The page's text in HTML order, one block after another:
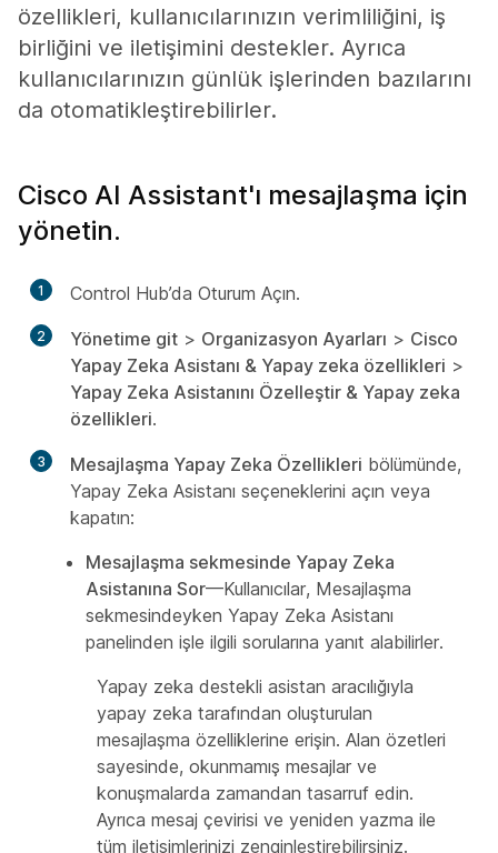
özellikleri, kullanıcılarınızın verimliliğini, iş
birliğini ve iletişimini destekler. Ayrıca
kullanıcılarınızın günlük işlerinden bazılarını
da otomatikleştirebilirler.
Cisco AI Assistant'ı mesajlaşma için
yönetin.
1 Control Hub’da Oturum Açın.
2 Yönetime git > Organizasyon Ayarları > Cisco
Yapay Zeka Asistanı & Yapay zeka özellikleri >
Yapay Zeka Asistanını Özelleştir & Yapay zeka
özellikleri.
3 Mesajlaşma Yapay Zeka Özellikleri bölümünde,
Yapay Zeka Asistanı seçeneklerini açın veya
kapatın:
Mesajlaşma sekmesinde Yapay Zeka
Asistanına Sor—Kullanıcılar, Mesajlaşma
sekmesindeyken Yapay Zeka Asistanı
panelinden işle ilgili sorularına yanıt alabilirler.
Yapay zeka destekli asistan aracılığıyla
yapay zeka tarafından oluşturulan
mesajlaşma özelliklerine erişin. Alan özetleri
sayesinde, okunmamış mesajlar ve
konuşmalarda zamandan tasarruf edin.
Ayrıca mesaj çevirisi ve yeniden yazma ile
tüm iletişimlerinizi zenginleştirebilirsiniz.